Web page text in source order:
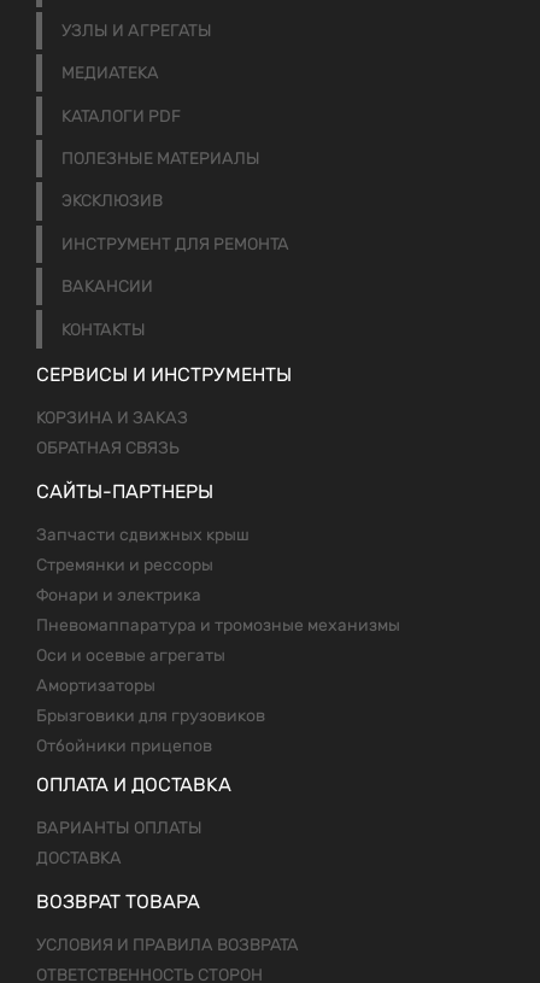
УЗЛЫ И АГРЕГАТЫ
МЕДИАТЕКА
КАТАЛОГИ PDF
ПОЛЕЗНЫЕ МАТЕРИАЛЫ
ЭКСКЛЮЗИВ
ИНСТРУМЕНТ ДЛЯ РЕМОНТА
ВАКАНСИИ
КОНТАКТЫ
СЕРВИСЫ И ИНСТРУМЕНТЫ
КОРЗИНА И ЗАКАЗ
ОБРАТНАЯ СВЯЗЬ
САЙТЫ-ПАРТНЕРЫ
Запчасти сдвижных крыш
Стремянки и рессоры
Фонари и электрика
Пневомаппаратура и тромозные механизмы
Оси и осевые агрегаты
Амортизаторы
Брызговики для грузовиков
Отбойники прицепов
ОПЛАТА И ДОСТАВКА
ВАРИАНТЫ ОПЛАТЫ
ДОСТАВКА
ВОЗВРАТ ТОВАРА
УСЛОВИЯ И ПРАВИЛА ВОЗВРАТА
ОТВЕТСТВЕННОСТЬ СТОРОН